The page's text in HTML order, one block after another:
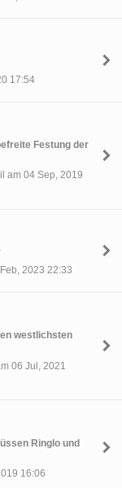
17:54
Festung der
am 04 Sep, 2019
2023 22:33
westlichsten
06 Jul, 2021
Ringlo und
16:06